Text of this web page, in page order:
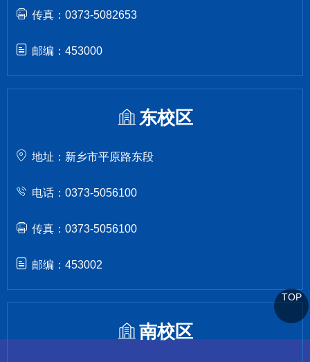
传真：0373-5082653
邮编：453000
东校区
地址：新乡市平原路东段
电话：0373-5056100
传真：0373-5056100
邮编：453002
南校区
TOP